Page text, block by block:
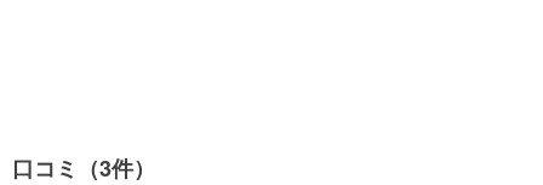
口コミ（3件）